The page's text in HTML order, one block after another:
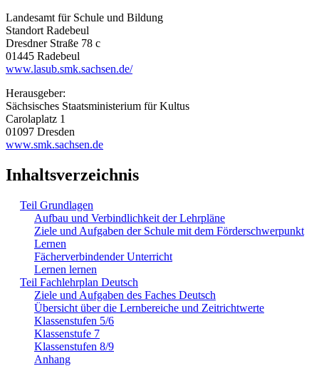
Landesamt für Schule und Bildung
Standort Radebeul
Dresdner Straße 78 c
01445 Radebeul
www.lasub.smk.sachsen.de/
Herausgeber:
Sächsisches Staatsministerium für Kultus
Carolaplatz 1
01097 Dresden
www.smk.sachsen.de
Inhaltsverzeichnis
Teil Grundlagen
Aufbau und Verbindlichkeit der Lehrpläne
Ziele und Aufgaben der Schule mit dem Förderschwerpunkt
Lernen
Fächerverbindender Unterricht
Lernen lernen
Teil Fachlehrplan Deutsch
Ziele und Aufgaben des Faches Deutsch
Übersicht über die Lernbereiche und Zeitrichtwerte
Klassenstufen 5/6
Klassenstufe 7
Klassenstufen 8/9
Anhang